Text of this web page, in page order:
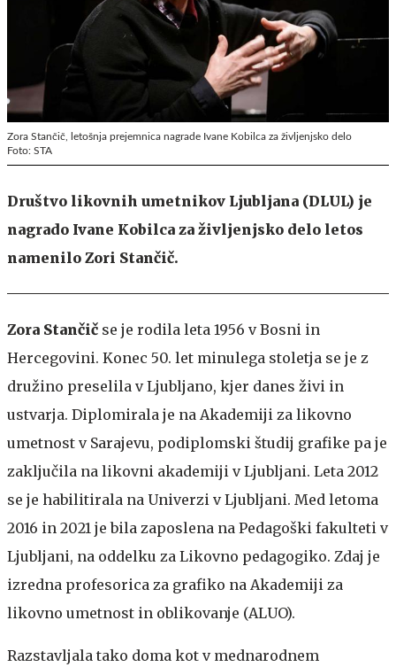
Zora Stančič, letošnja prejemnica nagrade Ivane Kobilca za življenjsko delo
Foto: STA
Društvo likovnih umetnikov Ljubljana (DLUL) je
nagrado Ivane Kobilca za življenjsko delo letos
namenilo Zori Stančič.
Zora Stančič se je rodila leta 1956 v Bosni in
Hercegovini. Konec 50. let minulega stoletja se je z
družino preselila v Ljubljano, kjer danes živi in
ustvarja. Diplomirala je na Akademiji za likovno
umetnost v Sarajevu, podiplomski študij grafike pa je
zaključila na likovni akademiji v Ljubljani. Leta 2012
se je habilitirala na Univerzi v Ljubljani. Med letoma
2016 in 2021 je bila zaposlena na Pedagoški fakulteti v
Ljubljani, na oddelku za Likovno pedagogiko. Zdaj je
izredna profesorica za grafiko na Akademiji za
likovno umetnost in oblikovanje (ALUO).
Razstavljala tako doma kot v mednarodnem